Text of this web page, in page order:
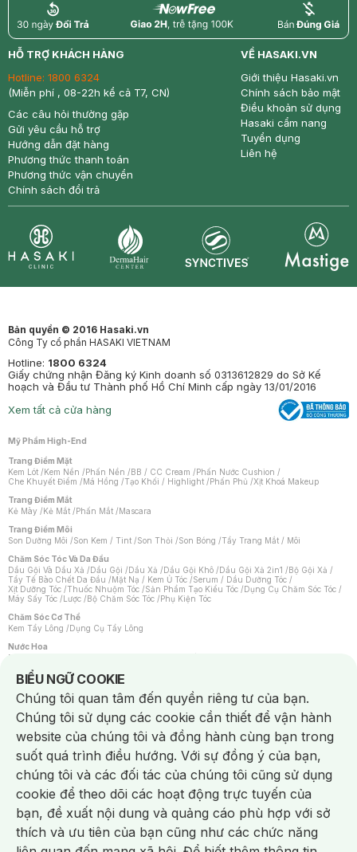
return nowfree price
HỖ TRỢ KHÁCH HÀNG
Hotline: 1800 6324
(Miễn phí , 08-22h kể cả T7, CN)
Các câu hỏi thường gặp
Gửi yêu cầu hỗ trợ
Hướng dẫn đặt hàng
Phương thức thanh toán
Phương thức vận chuyển
Chính sách đổi trả
VỀ HASAKI.VN
Giới thiệu Hasaki.vn
Chính sách bảo mật
Điều khoản sử dụng
Hasaki cẩm nang
Tuyển dụng
Liên hệ
Bản quyền © 2016 Hasaki.vn
Công Ty cổ phần HASAKI VIETNAM
Hotline: 1800 6324
Giấy chứng nhận Đăng ký Kinh doanh số 0313612829 do Sở Kế
hoạch và Đầu tư Thành phố Hồ Chí Minh cấp ngày 13/01/2016
Xem tất cả cửa hàng
Mỹ Phẩm High-End
Trang Điểm Mặt
Kem Lót /Kem Nền /Phấn Nền /BB / CC Cream /Phấn Nước Cushion /
Che Khuyết Điểm /Má Hồng /Tạo Khối / Highlight /Phấn Phủ /Xịt Khoá Makeup
Trang Điểm Mắt
Kẻ Mày /Kẻ Mắt /Phấn Mắt /Mascara
Trang Điểm Môi
Son Dưỡng Môi /Son Kem / Tint /Son Thỏi /Son Bóng /Tẩy Trang Mắt / Môi
Chăm Sóc Tóc Và Da Đầu
Dầu Gội Và Dầu Xả /Dầu Gội /Dầu Xả /Dầu Gội Khô /Dầu Gội Xả 2in1 /Bộ Gội Xả /
Tẩy Tế Bào Chết Da Đầu /Mặt Nạ / Kem Ủ Tóc /Serum / Dầu Dưỡng Tóc /
Xịt Dưỡng Tóc /Thuốc Nhuộm Tóc /Sản Phẩm Tạo Kiểu Tóc /Dụng Cụ Chăm Sóc Tóc /
Máy Sấy Tóc /Lược /Bộ Chăm Sóc Tóc /Phụ Kiện Tóc
Chăm Sóc Cơ Thể
Kem Tẩy Lông /Dụng Cụ Tẩy Lông
Nước Hoa
Nước Hoa Nữ
Chăm Sóc Cá Nhân
Chống Muỗi /Khẩu Trang /Máy Massage/Mặt Nạ Xông Hơi /Nước Rửa Tay/
Sản Phẩm Chăm Sóc Khác /Bàn Chải Đánh Răng /Bàn Chải Điện/
Hỗ Trợ Trắng Răng/Kem Đánh Răng /Máy Tăm Nước/ Nước Súc Miệng/
Tăm / Chỉ Nha Khoa/ Xịt Thơm Miệng / Dung Dịch Vệ Sinh/Dưỡng Vùng Kín/
Khăn Ướt Vệ Sinh Vùng Kín/Băng Vệ Sinh/Tampon/Bọt Cạo Râu /Dao Cạo Râu/
Máy Cạo Râu
Vấn Đề Về Da
Da Dầu / Lỗ Chân Lông To/ Da Khô / Mất Nước/ Da Lão Hóa/ Da Mụn/
Da Nhạy Cảm / Kích Ứng
Da Xỉn Màu Thâm / Nám / Tàn Nhang
Quầng Thâm & Bọng Mắt /Sẹo /Viêm Da Cơ Địa
Dụng Cụ / Phụ Kiện Chăm Sóc Da
Bông Tẩy Trang
Khăn Lau Mặt Khô Dụng Cụ / Máy Rửa Mặt Máy Chăm Sóc Da
Dụng Cụ Chăm Sóc Khác
BIỂU NGỮ COOKIE
Notice about cookies usage
Chúng tôi quan tâm đến quyền riêng tư của bạn.
Chúng tôi sử dụng các cookie cần thiết để vận hành
website của chúng tôi và đồng hành cùng bạn trong
suốt quá trình điều hướng. Với sự đồng ý của bạn,
chúng tôi và các đối tác của chúng tôi cũng sử dụng
cookie để theo dõi các hoạt động trực tuyến của
bạn, đề xuất nội dung và quảng cáo phù hợp với sở
thích và ưu tiên của bạn cũng như các chức năng